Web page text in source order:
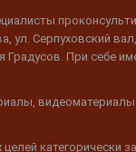
ул. Серпуховский
Градусов. При себе
видеоматериалы
категорически